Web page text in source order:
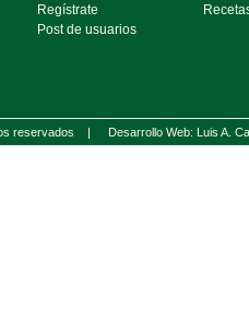
Regístrate
Post de usuarios
reservados | Desarrollo Web: Luis